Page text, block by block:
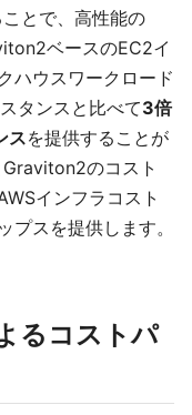
とで、高性能の
ベースのEC2イ
ハウスワークロード
タンスと比べて3倍
スを提供することが
のコスト
インフラコスト
プスを提供します。
るコストパ